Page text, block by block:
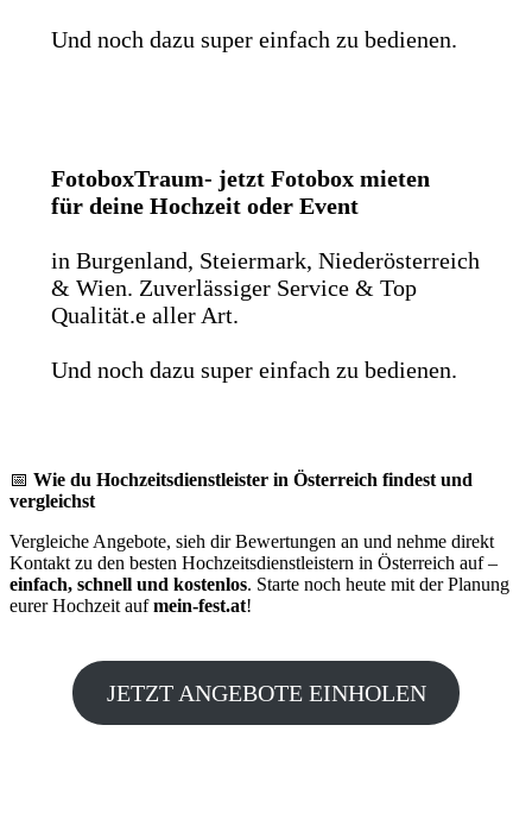
Und noch dazu super einfach zu bedienen.
FotoboxTraum- jetzt Fotobox mieten
für deine Hochzeit oder Event
in Burgenland, Steiermark, Niederösterreich
& Wien. Zuverlässiger Service & Top
Qualität.e aller Art.
Und noch dazu super einfach zu bedienen.
📅 Wie du Hochzeitsdienstleister in Österreich findest und
vergleichst
Vergleiche Angebote, sieh dir Bewertungen an und nehme direkt
Kontakt zu den besten Hochzeitsdienstleistern in Österreich auf –
einfach, schnell und kostenlos. Starte noch heute mit der Planung
eurer Hochzeit aufmein-fest.at!
JETZT ANGEBOTE EINHOLEN